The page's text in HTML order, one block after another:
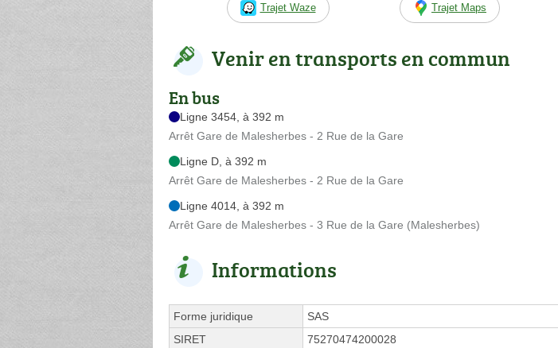
Trajet Waze Trajet Maps
Venir en transports en commun
En bus
Ligne 3454, à 392 m
Arrêt Gare de Malesherbes - 2 Rue de la Gare
Ligne D, à 392 m
Arrêt Gare de Malesherbes - 2 Rue de la Gare
Ligne 4014, à 392 m
Arrêt Gare de Malesherbes - 3 Rue de la Gare (Malesherbes)
Informations
Forme juridique
SAS
SIRET
75270474200028